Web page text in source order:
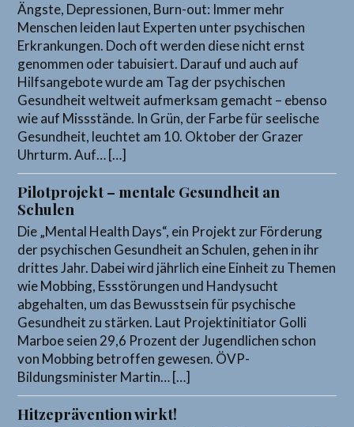
Ängste, Depressionen, Burn-out: Immer mehr
Menschen leiden laut Experten unter psychischen
Erkrankungen. Doch oft werden diese nicht ernst
genommen oder tabuisiert. Darauf und auch auf
Hilfsangebote wurde am Tag der psychischen
Gesundheit weltweit aufmerksam gemacht – ebenso
wie auf Missstände. In Grün, der Farbe für seelische
Gesundheit, leuchtet am 10. Oktober der Grazer
Uhrturm. Auf… […]
Pilotprojekt – mentale Gesundheit an
Schulen
Die „Mental Health Days“, ein Projekt zur Förderung
der psychischen Gesundheit an Schulen, gehen in ihr
drittes Jahr. Dabei wird jährlich eine Einheit zu Themen
wie Mobbing, Essstörungen und Handysucht
abgehalten, um das Bewusstsein für psychische
Gesundheit zu stärken. Laut Projektinitiator Golli
Marboe seien 29,6 Prozent der Jugendlichen schon
von Mobbing betroffen gewesen. ÖVP-
Bildungsminister Martin… […]
Hitzeprävention wirkt!